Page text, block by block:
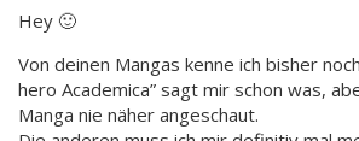
Hey 🙂
Von deinen Mangas kenne ich bisher
hero Academica” sagt mir schon was,
Manga nie näher angeschaut.